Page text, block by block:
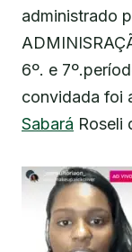
administrado
6º. e
convidada foi
Sabará Roseli